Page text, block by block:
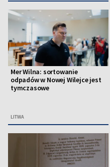
Mer Wilna: sortowanie
odpadów w Nowej Wilejce jest
tymczasowe
LITWA